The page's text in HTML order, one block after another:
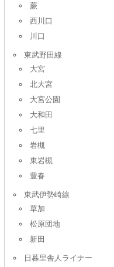
蕨
西川口
川口
東武野田線
大宮
北大宮
大宮公園
大和田
七里
岩槻
東岩槻
豊春
東武伊勢崎線
草加
松原団地
新田
日暮里舎人ライナー